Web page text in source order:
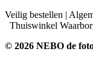
Veilig bestellen |
Thuiswinkel
© 2026 NEBO de